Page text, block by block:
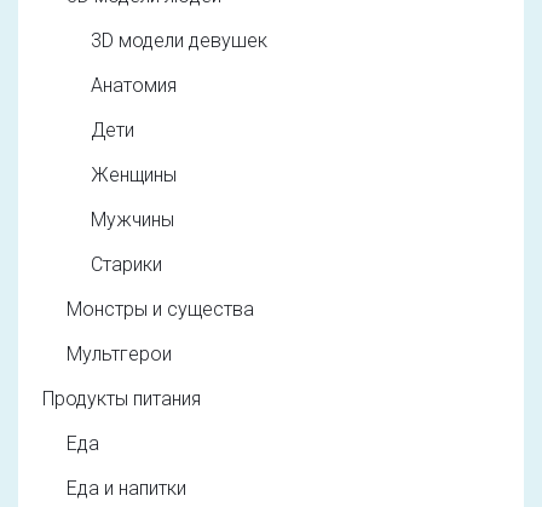
3D модели девушек
Анатомия
Дети
Женщины
Мужчины
Старики
Монстры и существа
Мультгерои
Продукты питания
Еда
Еда и напитки